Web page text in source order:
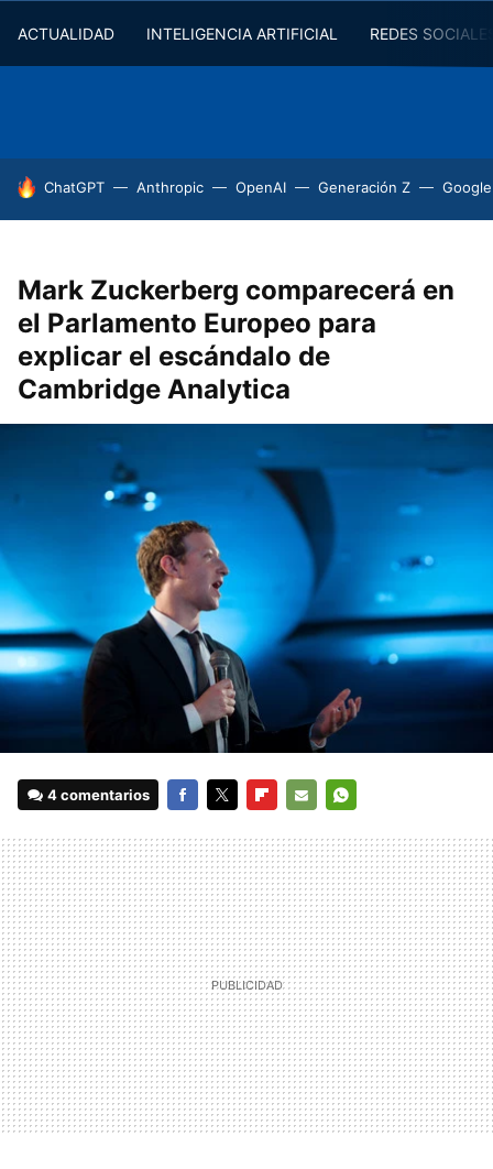
ACTUALIDAD INTELIGENCIA ARTIFICIAL REDES
HOY SE HABLA DE
ChatGPT Anthropic OpenAI Generación Z
Mark Zuckerberg comparecerá en
el Parlamento Europeo para
explicar el escándalo de
Cambridge Analytica
4 comentarios
MAIL